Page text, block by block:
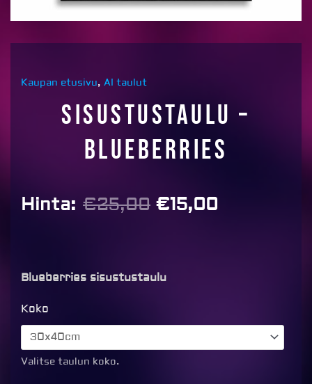
Kaupan etusivu, AI taulut
Sisustustaulu –
Blueberries
Hinta: €25,00 Alkuperäinen
€15,00
Blueberries sisustustaulu
Koko
Valitse taulun koko.
Sisustustaulu
-
Blueberries
määrä